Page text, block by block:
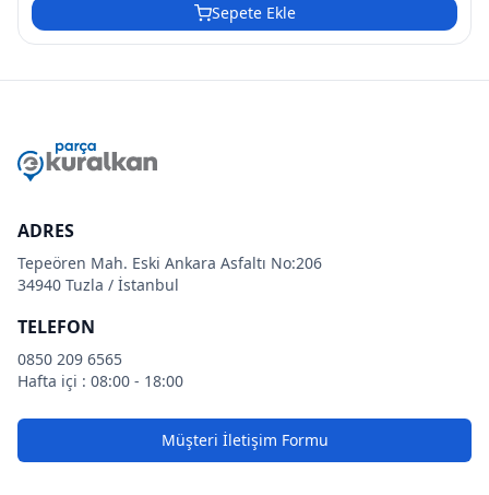
Sepete Ekle
ADRES
Tepeören Mah. Eski Ankara Asfaltı No:206
34940 Tuzla / İstanbul
TELEFON
0850 209 6565
Hafta içi : 08:00 - 18:00
Müşteri İletişim Formu